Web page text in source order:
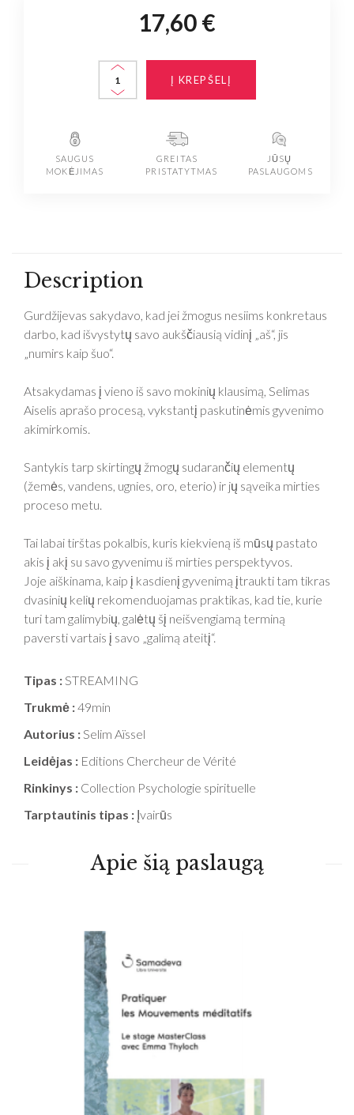
17,60 €
Į KREPŠELĮ
SAUGUS
MOKĖJIMAS
GREITAS
PRISTATYTMAS
JŪSŲ
PASLAUGOMS
Description
Gurdžijevas sakydavo, kad jei žmogus nesiims konkretaus
darbo, kad išvystytų savo aukščiausią vidinį „aš“, jis
„numirs kaip šuo“.
Atsakydamas į vieno iš savo mokinių klausimą, Selimas
Aiselis aprašo procesą, vykstantį paskutinėmis gyvenimo
akimirkomis.
Santykis tarp skirtingų žmogų sudarančių elementų
(žemės, vandens, ugnies, oro, eterio) ir jų sąveika mirties
proceso metu.
Tai labai tirštas pokalbis, kuris kiekvieną iš mūsų pastato
akis į akį su savo gyvenimu iš mirties perspektyvos.
Joje aiškinama, kaip į kasdienį gyvenimą įtraukti tam tikras
dvasinių kelių rekomenduojamas praktikas, kad tie, kurie
turi tam galimybių, galėtų šį neišvengiamą terminą
paversti vartais į savo „galimą ateitį“.
Tipas :STREAMING
Trukmė :49min
Autorius :Selim Aïssel
Leidėjas : Editions Chercheur de Vérité
Rinkinys : Collection Psychologie spirituelle
Tarptautinis tipas : Įvairūs
Apie šią paslaugą